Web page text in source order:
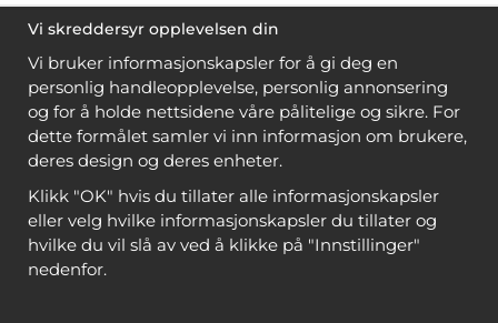
Vi skreddersyr opplevelsen din
Vi bruker informasjonskapsler for å gi deg en
personlig handleopplevelse, personlig annonsering
og for å holde nettsidene våre pålitelige og sikre. For
dette formålet samler vi inn informasjon om brukere,
deres design og deres enheter.
Klikk "OK" hvis du tillater alle informasjonskapsler
eller velg hvilke informasjonskapsler du tillater og
hvilke du vil slå av ved å klikke på "Innstillinger"
nedenfor.